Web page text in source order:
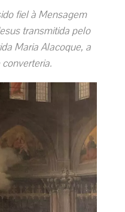
fiel à Mensagem
transmitida pelo
Maria Alacoque, a